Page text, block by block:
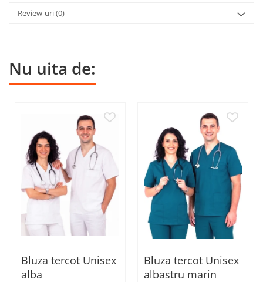
Review-uri(0)
Nu uita de:
Bluza tercot Unisex
alba
Bluza tercot Unisex
albastru marin